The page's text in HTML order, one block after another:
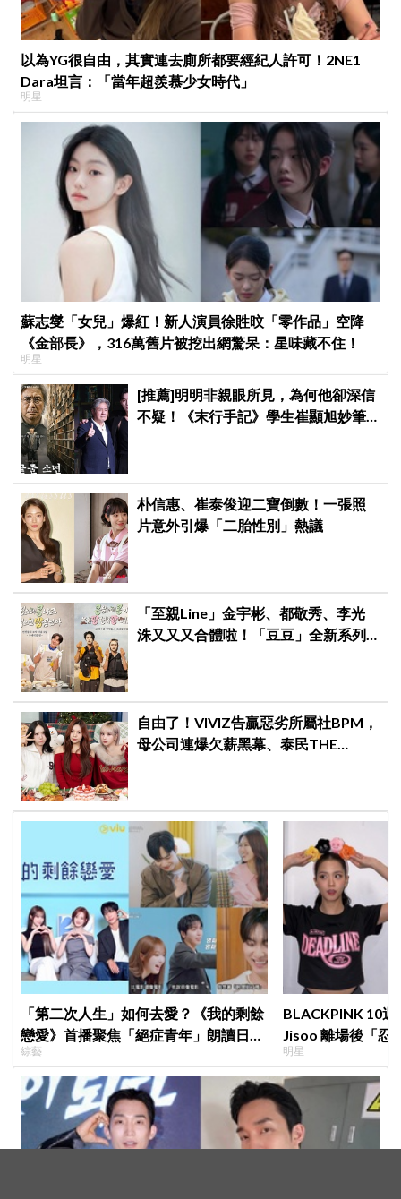
以為YG很自由，其實連去廁所都要經紀人許可！2NE1
Dara坦言：「當年超羨慕少女時代」
明星
蘇志燮「女兒」爆紅！新人演員徐貹旼「零作品」空降
《金部長》，316萬舊片被挖出網驚呆：星味藏不住！
明星
[推薦]明明非親眼所見，為何他卻深信
不疑！《末行手記》學生崔顯旭妙筆
朴信惠、崔泰俊迎二寶倒數！一張照
片意外引爆「二胎性別」熱議
「至親Line」金宇彬、都敬秀、李光
洙又又又合體啦！「豆豆」全新系列
自由了！VIVIZ告贏惡劣所屬社BPM，
母公司連爆欠薪黑幕、泰民THE
「第二次人生」如何去愛？《我的剩餘
戀愛》首播聚焦「絕症青年」朗讀日記
全場淚崩，初見面竟「撞見舊識」！
綜藝
BLACKPINK 10
Jisoo 離場後「忍
看了好心疼
明星